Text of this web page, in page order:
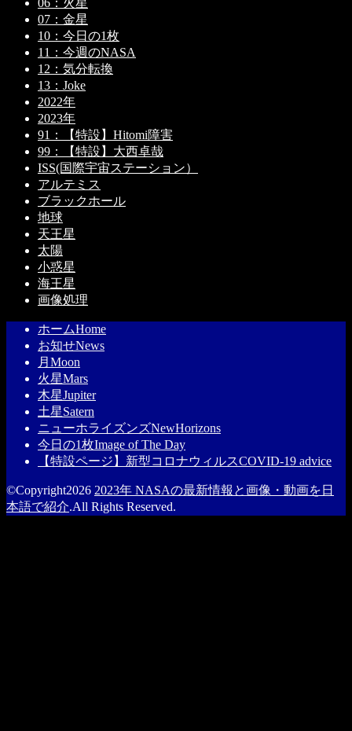
06：火星
07：金星
10：今日の1枚
11：今週のNASA
12：気分転換
13：Joke
2022年
2023年
91：【特設】Hitomi障害
99：【特設】大西卓哉
ISS(国際宇宙ステーション）
アルテミス
ブラックホール
地球
天王星
太陽
小惑星
海王星
画像処理
ホームHome
お知せNews
月 Moon
火星Mars
木星Jupiter
土星Satern
ニューホライズンズNewHorizons
今日の1枚Image of The Day
【特設ページ】新型コロナウィルスCOVID-19 advice
©Copyright2026 2023年 NASAの最新情報と画像・動画を日
本語で紹介.All Rights Reserved.